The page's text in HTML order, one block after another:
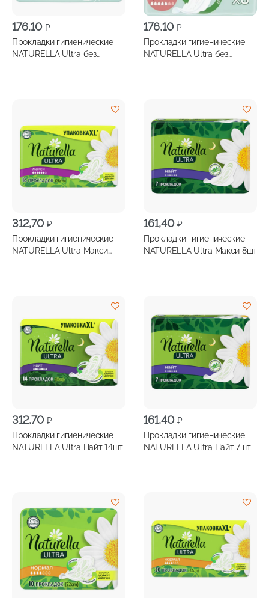
176,10 ₽
Прокладки гигиенические
NATURELLA Ultra без
176,10 ₽
Прокладки гигиенические
NATURELLA Ultra без
312,70 ₽
Прокладки гигиенические
NATURELLA Ultra Макси
161,40 ₽
Прокладки гигиенические
NATURELLA Ultra Макси 8шт
312,70 ₽
Прокладки гигиенические
NATURELLA Ultra Найт 14шт
161,40 ₽
Прокладки гигиенические
NATURELLA Ultra Найт 7шт